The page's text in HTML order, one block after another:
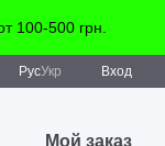
100-500 грн.
РусУкр Вход
Мой заказ